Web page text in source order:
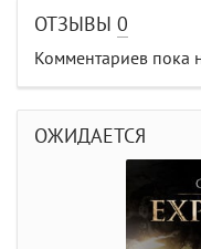
ОТЗЫВЫ 0
Комментариев пока
ОЖИДАЕТСЯ